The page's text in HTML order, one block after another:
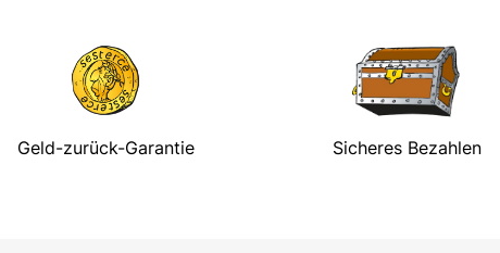
Geld-zurück-Garantie Sicheres Bezahlen